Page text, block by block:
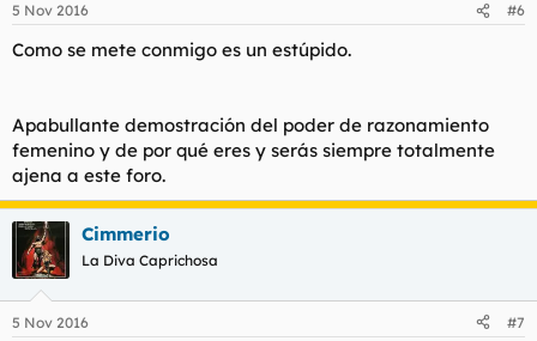
5 Nov 2016 #6
Como se mete conmigo es un estúpido.
Apabullante demostración del poder de razonamiento
femenino y de por qué eres y serás siempre totalmente
ajena a este foro.
Cimmerio
La Diva Caprichosa
5 Nov 2016 #7